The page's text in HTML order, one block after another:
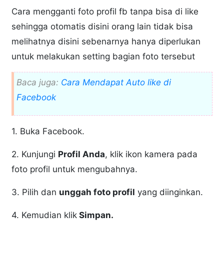
Cara mengganti foto profil fb tanpa bisa di like
sehingga otomatis disini orang lain tidak bisa
melihatnya disini sebenarnya hanya diperlukan
untuk melakukan setting bagian foto tersebut
Baca juga: Cara Mendapat Auto like di
Facebook
1. Buka Facebook.
2. Kunjungi Profil Anda, klik ikon kamera pada
foto profil untuk mengubahnya.
3. Pilih dan unggah foto profil yang diinginkan.
4. Kemudian klik Simpan.